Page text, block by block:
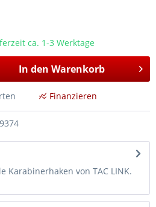
ca. 1-3 Werktage
In den Warenkorb
Finanzieren
Karabinerhaken von TAC LINK.